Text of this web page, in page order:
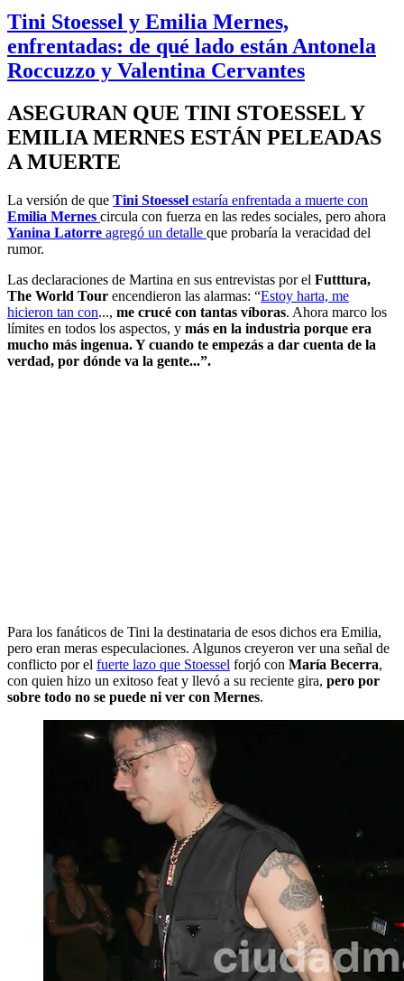
Tini Stoessel y Emilia Mernes,
enfrentadas: de qué lado están Antonela
Roccuzzo y Valentina Cervantes
ASEGURAN QUE TINI STOESSEL Y
EMILIA MERNES ESTÁN PELEADAS
A MUERTE
La versión de que Tini Stoessel estaría enfrentada a muerte con
Emilia Mernes circula con fuerza en las redes sociales, pero ahora
Yanina Latorre agregó un detalle que probaría la veracidad del
rumor.
Las declaraciones de Martina en sus entrevistas por el Futttura,
The World Tour encendieron las alarmas: “Estoy harta, me
hicieron tan con..., me crucé con tantas víboras. Ahora marco los
límites en todos los aspectos, y más en la industria porque era
mucho más ingenua. Y cuando te empezás a dar cuenta de la
verdad, por dónde va la gente...”.
Para los fanáticos de Tini la destinataria de esos dichos era Emilia,
pero eran meras especulaciones. Algunos creyeron ver una señal de
conflicto por el fuerte lazo que Stoessel forjó con María Becerra,
con quien hizo un exitoso feat y llevó a su reciente gira, pero por
sobre todo no se puede ni ver con Mernes.